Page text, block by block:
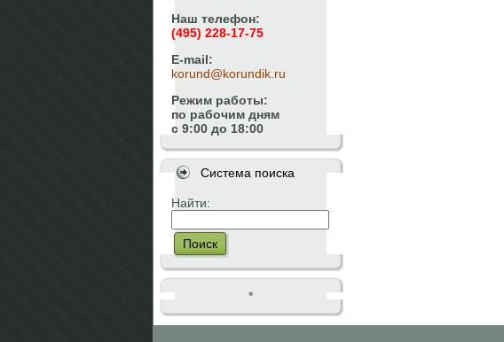
Наш телефон:
(495) 228-17-75
E-mail:
korund@korundik.ru
Режим работы:
по рабочим дням
с 9:00 до 18:00
Система поиска
Найти:
Поиск
*